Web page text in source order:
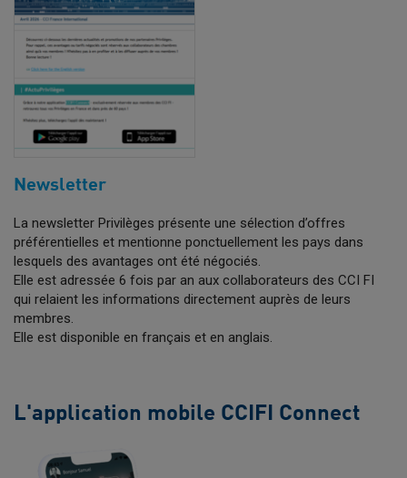
Newsletter
La newsletter Privilèges présente une sélection d’offres
préférentielles et mentionne ponctuellement les pays dans
lesquels des avantages ont été négociés.
Elle est adressée 6 fois par an aux collaborateurs des CCI FI
qui relaient les informations directement auprès de leurs
membres.
Elle est disponible en français et en anglais.
L'application mobile CCIFI Connect